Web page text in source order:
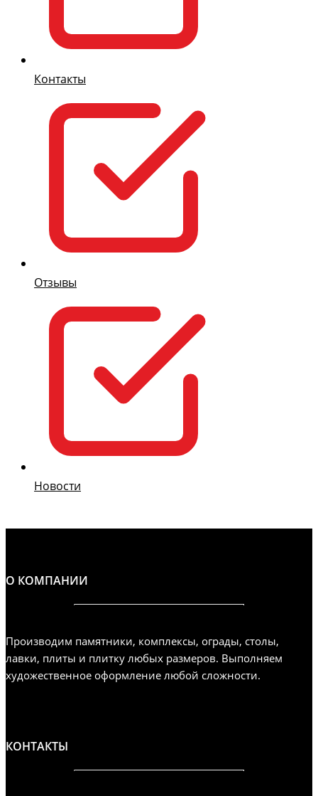
Контакты
Отзывы
Новости
О КОМПАНИИ
Производим памятники, комплексы, ограды, столы,
лавки, плиты и плитку любых размеров. Выполняем
художественное оформление любой сложности.
КОНТАКТЫ